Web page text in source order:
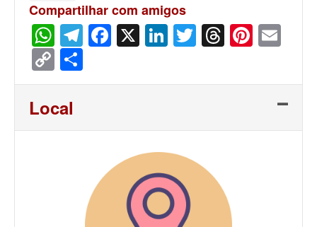
Compartilhar com amigos
WhatsApp
Telegram
Facebook
X LinkedIn
Twitter
Threads
Copy
Link
Local